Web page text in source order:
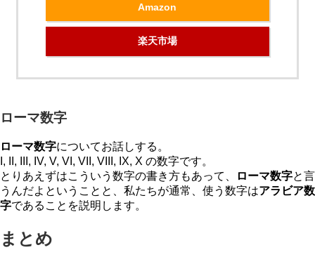
Amazon
楽天市場
ローマ数字
ローマ数字についてお話しする。
I, II, III, IV, V, VI, VII, VIII, IX, X の数字です。
とりあえずはこういう数字の書き方もあって、
ローマ数字と言
うんだよということと、私たちが通常、使う数字はアラビア数
字であることを説明します。
まとめ